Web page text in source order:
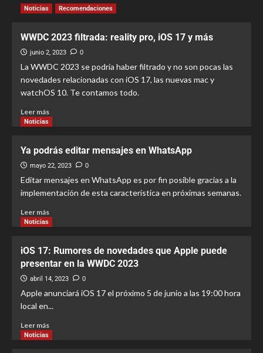
4
Cómo activar Apple Pay Cash en tu
Noticias Recomendaciones
1
Noticias Recomendaciones
Apple ID: Su importancia
Cómo añadir Apple Pay a la Wallet de
Noticias Recomendaciones
WWDC 2023 filtrada: reality pro, iOS 17 y más
junio 2, 2023 0
La WWDC 2023 se podría haber filtrado y no son pocas las
novedades relacionadas con iOS 17, las nuevas mac y
watchOS 10. Te contamos todo.
Leer más
Noticias
Ya podrás editar mensajes en WhatsApp
mayo 22, 2023 0
Editar mensajes en WhatsApp es por fin posible gracias a la
implementación de esta característica en próximas semanas.
Leer más
Noticias
iOS 17: Rumores de novedades que Apple puede
presentar en la WWDC 2023
abril 14, 2023 0
Apple anunciará iOS 17 el próximo 5 de junio a las 19:00 hora
local en...
Leer más
Noticias